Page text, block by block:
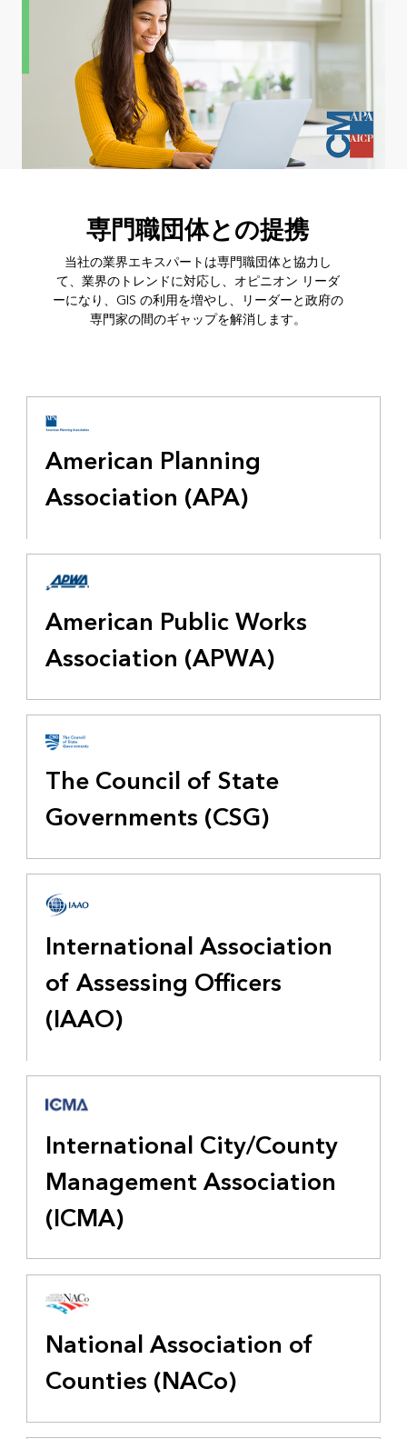
専門職団体との提携
当社の業界エキスパートは専門職団体と協力し
て、業界のトレンドに対応し、オピニオン リーダ
ーになり、GIS の利用を増やし、リーダーと政府の
専門家の間のギャップを解消します。
American Planning
Association (APA)
American Public Works
Association (APWA)
The Council of State
Governments (CSG)
International Association
of Assessing Officers
(IAAO)
International City/County
Management Association
(ICMA)
National Association of
Counties (NACo)